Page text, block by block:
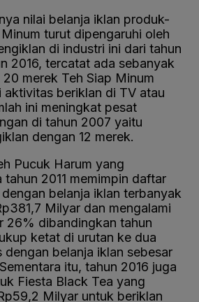
nilai belanja iklan produk-
turut dipengaruhi oleh
di industri ini dari tahun
2016, tercatat ada sebanyak
merek Teh Siap Minum
aktivitas beriklan di TV atau
ini meningkat pesat
di tahun 2007 yaitu
dengan 12 merek.
Pucuk Harum yang
2011 memimpin daftar
belanja iklan terbanyak
Milyar dan mengalami
26% dibandingkan tahun
ketat di urutan ke dua
dengan belanja iklan sebesar
itu, tahun 2016 juga
Fiesta Black Tea yang
Milyar untuk beriklan